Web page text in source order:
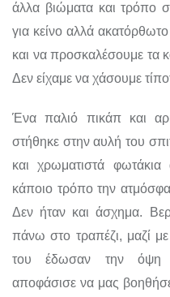
άλλα βιώματα και τρόπο
για κείνο αλλά
και να προσκαλέσουμε τα
Δεν είχαμε να χάσουμε
Ένα παλιό πικάπ και
στήθηκε στην αυλή του
και χρωματιστά
κάποιο τρόπο την
Δεν ήταν και άσχημα.
πάνω στο τραπέζι, μαζί
του έδωσαν την όψη
αποφάσισε να μας